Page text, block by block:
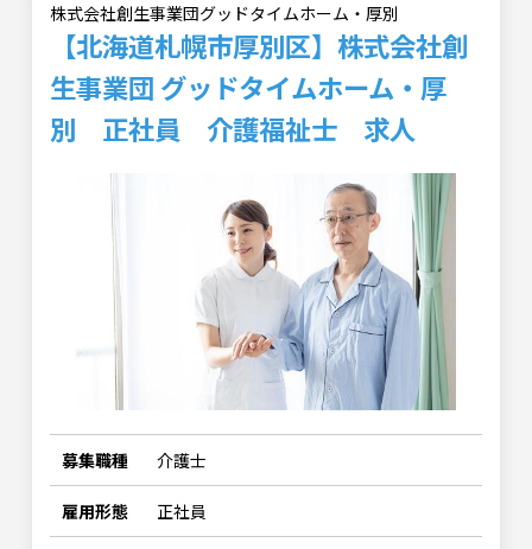
株式会社創生事業団グッドタイムホーム・厚別
【北海道札幌市厚別区】株式会社創
生事業団 グッドタイムホーム・厚
別 正社員 介護福祉士 求人
募集職種 介護士
雇用形態 正社員